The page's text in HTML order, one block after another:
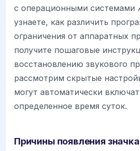
с операционными системами
узнаете, как различить
ограничения от аппаратных
получите пошаговые
восстановлению звукового
рассмотрим скрытые
могут автоматически
определенное время суток.
Причины появления